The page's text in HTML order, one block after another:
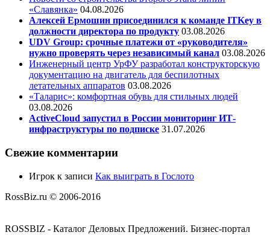
«Славянка» 04.08.2026
Алексей Ермошин присоединился к команде ITKey в
должности директора по продукту 03.08.2026
UDV Group: срочные платежи от «руководителя»
нужно проверять через независимый канал 03.08.2026
Инженерный центр УрФУ разработал конструкторскую
документацию на двигатель для беспилотных
летательных аппаратов 03.08.2026
«Таларис»: комфортная обувь для стильных людей
03.08.2026
ActiveCloud запустил в России мониторинг ИТ-
инфраструктуры по подписке 31.07.2026
Свежие комментарии
Игрок к записи Как выиграть в Гослото
RossBiz.ru © 2006-2016
ROSSBIZ - Каталог Деловых Предложений. Бизнес-портал